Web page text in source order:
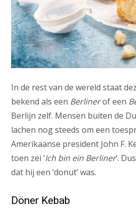
In de rest van de wereld staat
bekend als een Berlinerof een
Berlijn zelf. Mensen buiten de
lachen nog steeds om een
Amerikaanse president John F.
toen zei ‘Ich bin ein Berliner‘.
dat hij een ‘donut’ was.
Döner Kebab